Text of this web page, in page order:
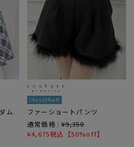
ム
2buy20%off
ファーショートパンツ
通常価格 : ¥9,350
¥4,675税込 【50%off】